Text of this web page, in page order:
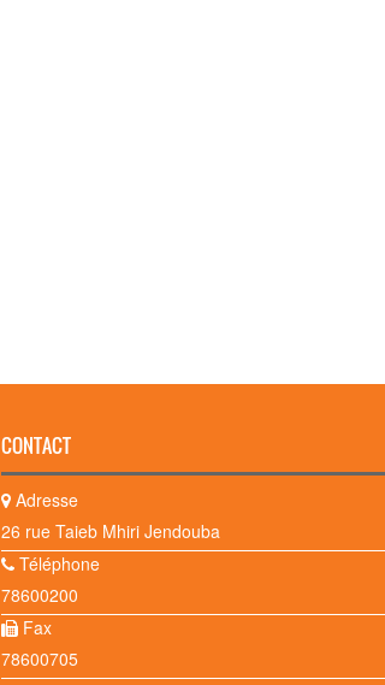
CONTACT
Adresse
26 rue Taieb Mhiri Jendouba
Téléphone
78600200
Fax
78600705